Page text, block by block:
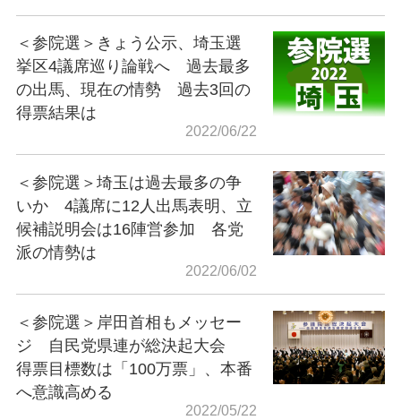
＜参院選＞きょう公示、埼玉選
挙区4議席巡り論戦へ 過去最多
の出馬、現在の情勢 過去3回の
得票結果は
2022/06/22
＜参院選＞埼玉は過去最多の争
いか 4議席に12人出馬表明、立
候補説明会は16陣営参加 各党
派の情勢は
2022/06/02
＜参院選＞岸田首相もメッセー
ジ 自民党県連が総決起大会
得票目標数は「100万票」、本番
へ意識高める
2022/05/22